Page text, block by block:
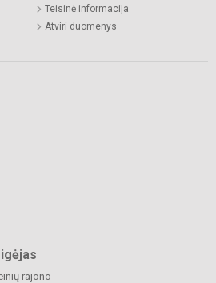
Teisinė informacija
Atviri duomenys
rajono